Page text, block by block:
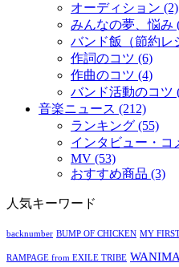
オーディション (2)
みんなの夢、悩み
バンド飯（節約レ
作詞のコツ (6)
作曲のコツ (4)
バンド活動のコツ
音楽ニュース (212)
ランキング (55)
インタビュー・コ
MV (53)
おすすめ商品 (3)
人気キーワード
backnumber BUMP OF CHICKEN MY
RAMPAGE from EXILE TRIBE